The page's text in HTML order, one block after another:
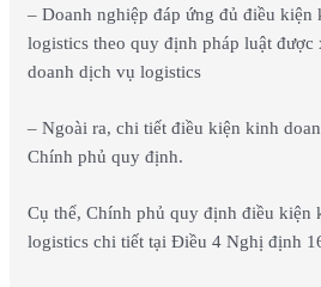
– Doanh nghiệp đáp ứng đủ điều kiện
logistics theo quy định pháp luật
doanh dịch vụ logistics
– Ngoài ra, chi tiết điều kiện kinh
Chính phủ quy định.
Cụ thể, Chính phủ quy định điều kiện
logistics chi tiết tại Điều 4 Nghị định